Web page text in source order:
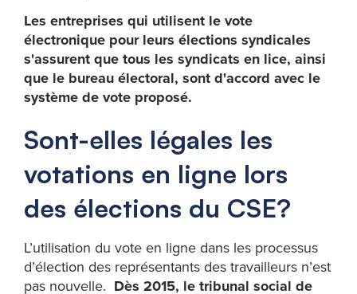
Les entreprises qui utilisent le vote
électronique pour leurs élections syndicales
s'assurent que tous les syndicats en lice, ainsi
que le bureau électoral, sont d'accord avec le
système de vote proposé.
Sont-elles légales les
votations en ligne lors
des élections du CSE?
L’utilisation du vote en ligne dans les processus
d’élection des représentants des travailleurs n’est
pas nouvelle. Dès 2015, le tribunal social de